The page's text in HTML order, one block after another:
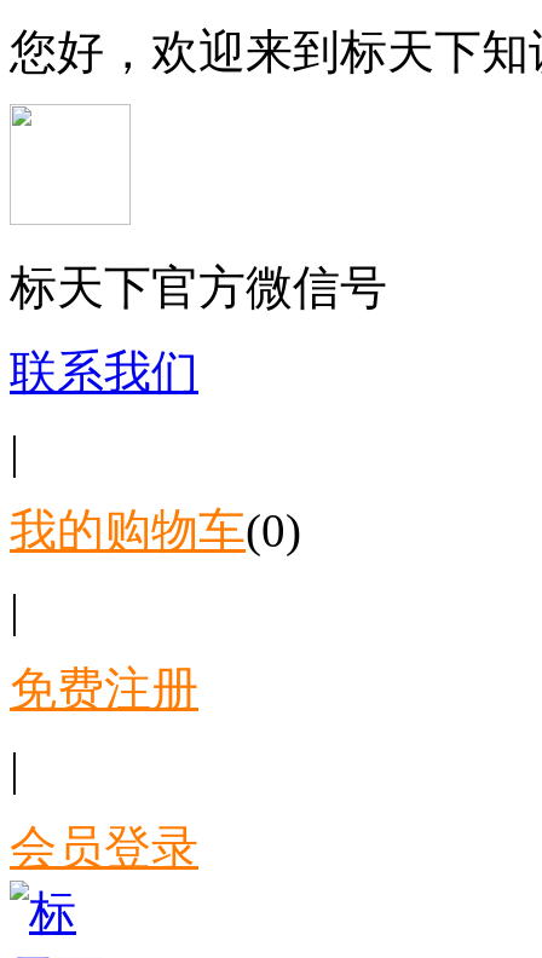
您好，欢迎来到标天下
标天下官方微信号
联系我们
|
我的购物车(0)
|
免费注册
|
会员登录